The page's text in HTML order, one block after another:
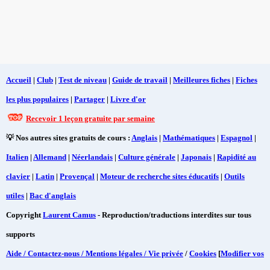
Accueil | Club | Test de niveau | Guide de travail | Meilleures fiches | Fiches
les plus populaires | Partager | Livre d'or
Recevoir 1 leçon gratuite par semaine
💡 Nos autres sites gratuits de cours : Anglais | Mathématiques | Espagnol |
Italien | Allemand | Néerlandais | Culture générale | Japonais | Rapidité au
clavier | Latin | Provençal | Moteur de recherche sites éducatifs | Outils
utiles | Bac d'anglais
CopyrightLaurent Camus - Reproduction/traductions interdites sur tous
supports
Aide / Contactez-nous / Mentions légales / Vie privée / Cookies [Modifier vos